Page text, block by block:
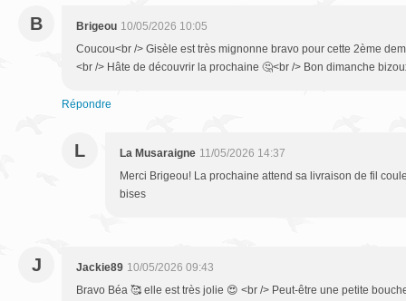
B Brigeou 10/05/2026 10:05
Coucou<br /> Gisèle est très mignonne bravo pour cette 2ème
<br /> Hâte de découvrir la prochaine 🤔<br /> Bon dimanche
Répondre
L La Musaraigne 11/05/2026 14:37
Merci Brigeou! La prochaine attend sa livraison de fil
bises
J Jackie89 10/05/2026 09:43
Bravo Béa 🥰 elle est très jolie 😍 <br /> Peut-être une petite